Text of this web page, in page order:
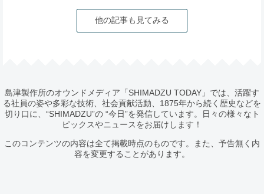
他の記事も見てみる
島津製作所のオウンドメディア「SHIMADZU TODAY」では、活躍す
る社員の姿や多彩な技術、社会貢献活動、1875年から続く歴史などを
切り口に、“SHIMADZU”の “今日”を発信しています。日々の様々なト
ピックスやニュースをお届けします！
このコンテンツの内容は全て掲載時点のものです。また、予告無く内
容を変更することがあります。